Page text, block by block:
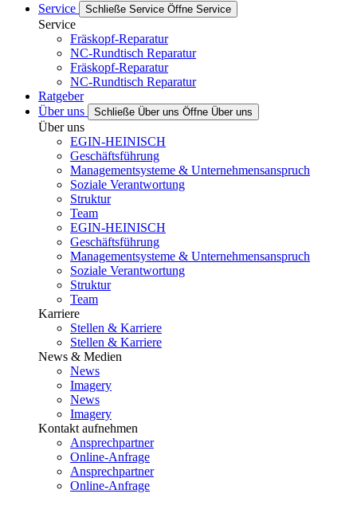
Service
Schließe Service Öffne Service
Service
Fräskopf-Reparatur
NC-Rundtisch Reparatur
Fräskopf-Reparatur
NC-Rundtisch Reparatur
Ratgeber
Über uns
Schließe Über uns Öffne Über uns
Über uns
EGIN-HEINISCH
Geschäftsführung
Managementsysteme & Unternehmensanspruch
Soziale Verantwortung
Struktur
Team
EGIN-HEINISCH
Geschäftsführung
Managementsysteme & Unternehmensanspruch
Soziale Verantwortung
Struktur
Team
Karriere
Stellen & Karriere
Stellen & Karriere
News & Medien
News
Imagery
News
Imagery
Kontakt aufnehmen
Ansprechpartner
Online-Anfrage
Ansprechpartner
Online-Anfrage